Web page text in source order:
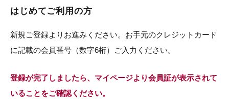
はじめてご利用の方
新規ご登録よりお進みください。お手元のクレジットカード
に記載の会員番号（数字6桁）ご入力ください。
登録が完了しましたら、マイページより会員証が表示されて
いることをご確認ください。